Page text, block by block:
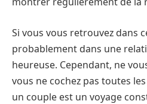
Si vous vous retrouvez dans
probablement dans une
heureuse. Cependant, ne
vous ne cochez pas toutes
un couple est un voyage